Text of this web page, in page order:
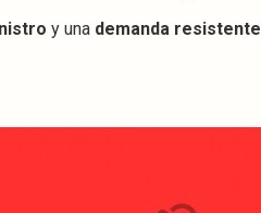
y una demanda resistente